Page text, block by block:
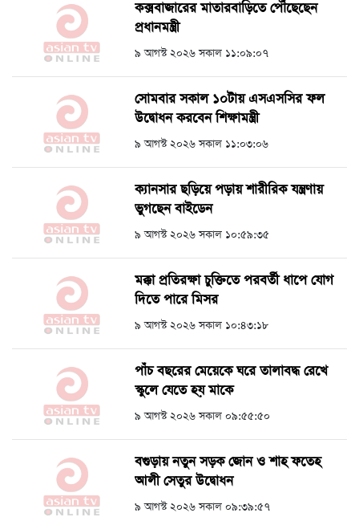
কক্সবাজারের মাতারবাড়িতে পৌঁছেছেন
প্রধানমন্ত্রী
৯ আগস্ট ২০২৬ সকাল ১১:০৯:০৭
সোমবার সকাল ১০টায় এসএসসির ফল
উদ্বোধন করবেন শিক্ষামন্ত্রী
৯ আগস্ট ২০২৬ সকাল ১১:০৩:০৬
ক্যানসার ছড়িয়ে পড়ায় শারীরিক যন্ত্রণায়
ভুগছেন বাইডেন
৯ আগস্ট ২০২৬ সকাল ১০:৫৯:৩৫
মক্কা প্রতিরক্ষা চুক্তিতে পরবর্তী ধাপে যোগ
দিতে পারে মিসর
৯ আগস্ট ২০২৬ সকাল ১০:৪৩:১৮
পাঁচ বছরের মেয়েকে ঘরে তালাবদ্ধ রেখে
স্কুলে যেতে হয় মাকে
৯ আগস্ট ২০২৬ সকাল ০৯:৫৫:৫০
বগুড়ায় নতুন সড়ক জোন ও শাহ ফতেহ
আলী সেতুর উদ্বোধন
৯ আগস্ট ২০২৬ সকাল ০৯:৩৯:৫৭